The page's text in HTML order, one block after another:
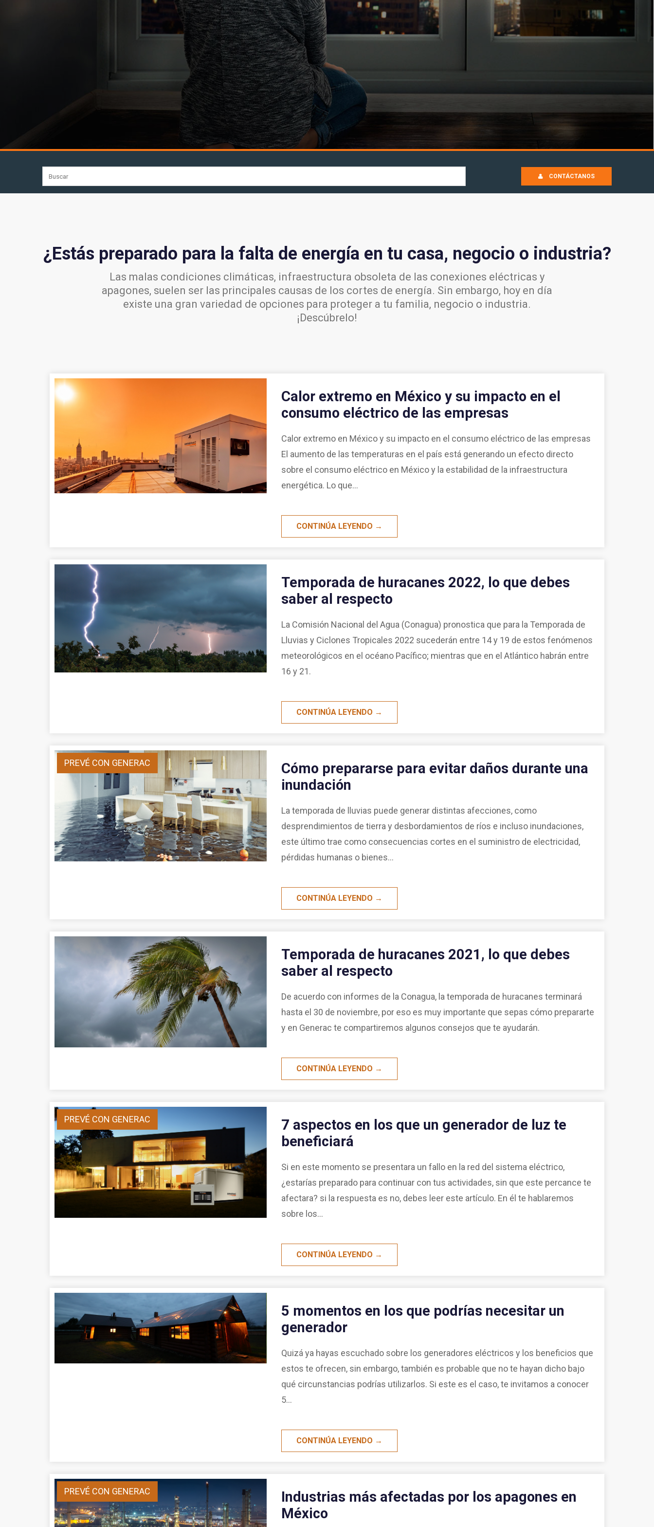
CONTÁCTANOS
¿Estás preparado para la falta de energía en tu casa, negocio o industria?
Las malas condiciones climáticas, infraestructura obsoleta de las conexiones eléctricas y
apagones, suelen ser las principales causas de los cortes de energía. Sin embargo, hoy en día
existe una gran variedad de opciones para proteger a tu familia, negocio o industria.
¡Descúbrelo!
Calor extremo en México y su impacto en el
consumo eléctrico de las empresas
Calor extremo en México y su impacto en el consumo eléctrico de las empresas
El aumento de las temperaturas en el país está generando un efecto directo
sobre el consumo eléctrico en México y la estabilidad de la infraestructura
energética. Lo que...
CONTINÚA LEYENDO →
Temporada de huracanes 2022, lo que debes
saber al respecto
La Comisión Nacional del Agua (Conagua) pronostica que para la Temporada de
Lluvias y Ciclones Tropicales 2022 sucederán entre 14 y 19 de estos fenómenos
meteorológicos en el océano Pacífico; mientras que en el Atlántico habrán entre
16 y 21.
CONTINÚA LEYENDO →
PREVÉ CON GENERAC
Cómo prepararse para evitar daños durante una
inundación
La temporada de lluvias puede generar distintas afecciones, como
desprendimientos de tierra y desbordamientos de ríos e incluso inundaciones,
este último trae como consecuencias cortes en el suministro de electricidad,
pérdidas humanas o bienes...
CONTINÚA LEYENDO →
Temporada de huracanes 2021, lo que debes
saber al respecto
De acuerdo con informes de la Conagua, la temporada de huracanes terminará
hasta el 30 de noviembre, por eso es muy importante que sepas cómo prepararte
y en Generac te compartiremos algunos consejos que te ayudarán.
CONTINÚA LEYENDO →
PREVÉ CON GENERAC
7 aspectos en los que un generador de luz te
beneficiará
Si en este momento se presentara un fallo en la red del sistema eléctrico,
¿estarías preparado para continuar con tus actividades, sin que este percance te
afectara? si la respuesta es no, debes leer este artículo. En él te hablaremos
sobre los...
CONTINÚA LEYENDO →
5 momentos en los que podrías necesitar un
generador
Quizá ya hayas escuchado sobre los generadores eléctricos y los beneficios que
estos te ofrecen, sin embargo, también es probable que no te hayan dicho bajo
qué circunstancias podrías utilizarlos. Si este es el caso, te invitamos a conocer
5...
CONTINÚA LEYENDO →
PREVÉ CON GENERAC
Industrias más afectadas por los apagones en
México